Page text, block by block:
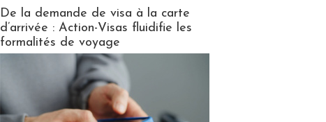
De la demande de visa à la carte
d’arrivée : Action-Visas fluidifie les
formalités de voyage